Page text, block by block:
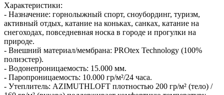
Характеристики:
- Назначение: горнолыжный спорт, сноубординг, туризм,
активный отдых, катание на коньках, санках, катание на
снегоходах, повседневная носка в городе и прогулки на
природе.
- Внешний материал/мембрана: PROtex Technology (100%
полиэстер).
- Водонепроницаемость: 15.000 мм.
- Паропроницаемость: 10.000 гр/м²/24 часа.
- Утеплитель: AZIMUTHLOFT плотностью 200 гр/м² (тело) /